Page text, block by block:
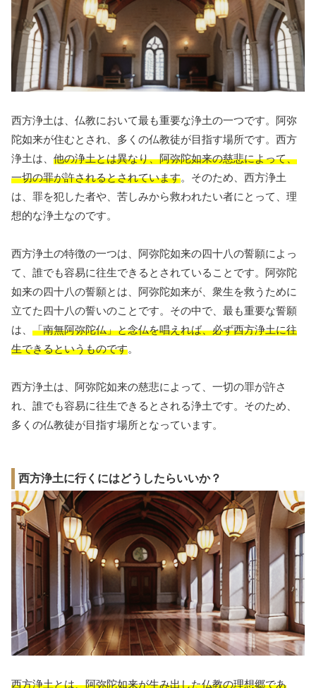
西方浄土は、仏教において最も重要な浄土の一つです。阿弥
陀如来が住むとされ、多くの仏教徒が目指す場所です。西方
浄土は、 他の浄土とは異なり、阿弥陀如来の慈悲によって、
一切の罪が許されるとされています。そのため、西方浄土
は、罪を犯した者や、苦しみから救われたい者にとって、理
想的な浄土なのです。
西方浄土の特徴の一つは、阿弥陀如来の四十八の誓願によっ
て、誰でも容易に往生できるとされていることです。阿弥陀
如来の四十八の誓願とは、阿弥陀如来が、衆生を救うために
立てた四十八の誓いのことです。その中で、最も重要な誓願
は、 「南無阿弥陀仏」と念仏を唱えれば、必ず西方浄土に往
生できるというものです。
西方浄土は、阿弥陀如来の慈悲によって、一切の罪が許さ
れ、誰でも容易に往生できるとされる浄土です。そのため、
多くの仏教徒が目指す場所となっています。
西方浄土に行くにはどうしたらいいか？
西方浄土とは、阿弥陀如来が生み出した仏教の理想郷であ